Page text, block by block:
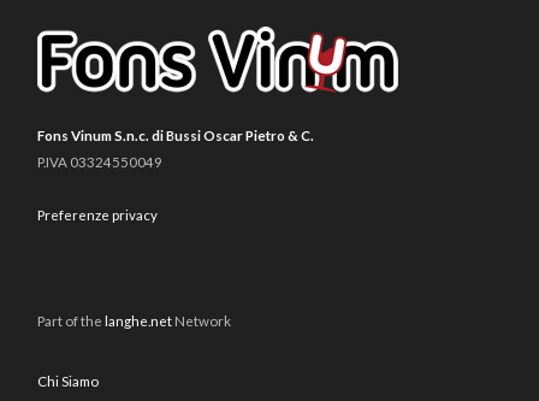
Fons Vinum S.n.c. di Bussi Oscar Pietro & C.
P.IVA 03324550049
Preferenze privacy
Part of the langhe.net Network
Chi Siamo